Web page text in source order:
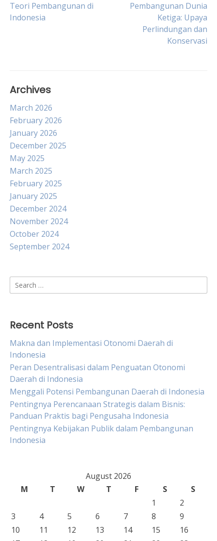
navigation
Teori Pembangunan di
Indonesia
Pembangunan Dunia
Ketiga: Upaya
Perlindungan dan
Konservasi
Archives
March 2026
February 2026
January 2026
December 2025
May 2025
March 2025
February 2025
January 2025
December 2024
November 2024
October 2024
September 2024
Search
for:
Recent Posts
Makna dan Implementasi Otonomi Daerah di
Indonesia
Peran Desentralisasi dalam Penguatan Otonomi
Daerah di Indonesia
Menggali Potensi Pembangunan Daerah di Indonesia
Pentingnya Perencanaan Strategis dalam Bisnis:
Panduan Praktis bagi Pengusaha Indonesia
Pentingnya Kebijakan Publik dalam Pembangunan
Indonesia
August 2026
M
T W T F S
S
1
2
3
4 5 6 7 8
9
10
11 12 13 14 15
16